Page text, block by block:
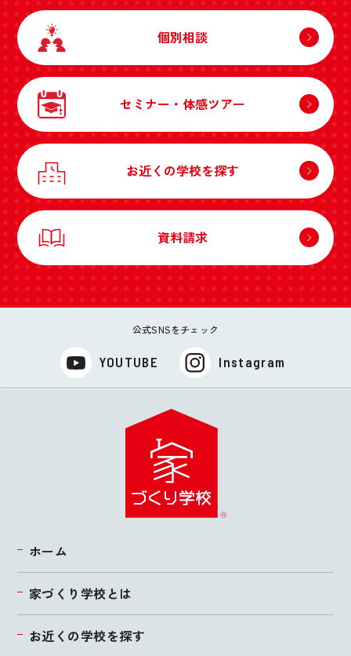
個別相談
セミナー・体感ツアー
お近くの学校を探す
資料請求
公式SNSをチェック
YOUTUBE Instagram
ホーム
家づくり学校とは
お近くの学校を探す